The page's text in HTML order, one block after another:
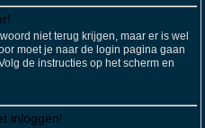
niet terug krijgen, maar er is wel
moet je naar de login pagina gaan
de instructies op het scherm en
inloggen!